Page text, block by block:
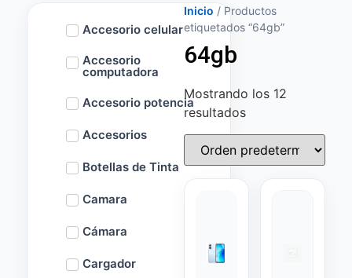
Accesorio celular
Accesorio
computadora
Accesorio potencia
Accesorios
Botellas de Tinta
Camara
Cámara
Cargador
Inicio / Productos
etiquetados “64gb”
64gb
Mostrando los 12
resultados